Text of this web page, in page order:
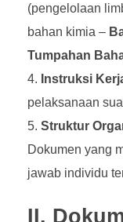
(pengelolaan
bahan kimia –
Tumpahan
Instruksi
pelaksanaan
Struktur
Dokumen yang
jawab individu
II.